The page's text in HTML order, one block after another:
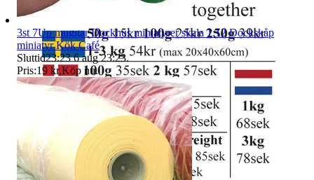
3st 7Up muggar Dockhus miniatyrer skala 1:12 Dockskåp
miniatyr Kök Café
Sluttid23:23 6 aug 23:23.
Pris:19 kr,Köp nu.